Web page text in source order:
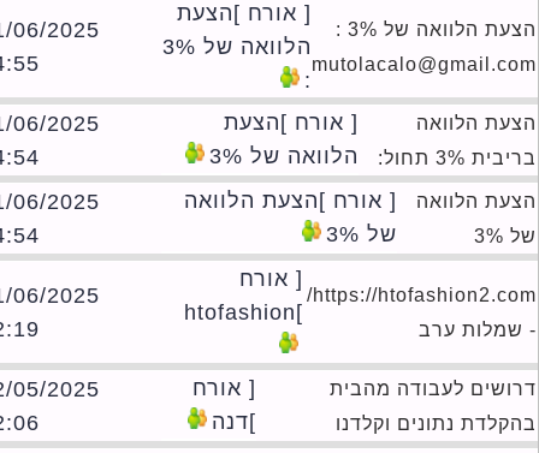
הצעת הלוואה של 3% :
[ אורח ]הצעת
הלוואה של 3%
11/06/2025
14:55
הלוואה
3% תחול:
[ אורח ]הצעת
הלוואה של 3%
11/06/2025
14:54
הלוואה
[ אורח ]הצעת הלוואה
של 3%
11/06/2025
14:54
https://htofashion2.com/
ערב
[ אורח
01/06/2025
22:19
לעבודה מהבית
נתונים וקלדנו
[ אורח
]דנה
22/05/2025
22:06